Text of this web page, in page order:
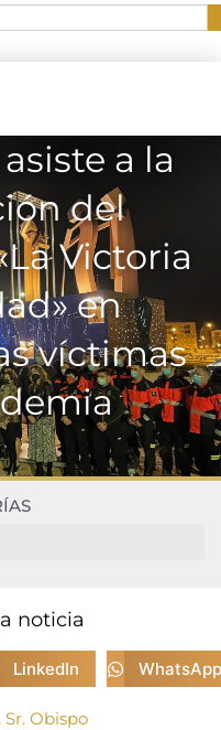
a la
del
Victoria
en
víctimas
noticia
LinkedIn WhatsApp
, Sr. Obispo